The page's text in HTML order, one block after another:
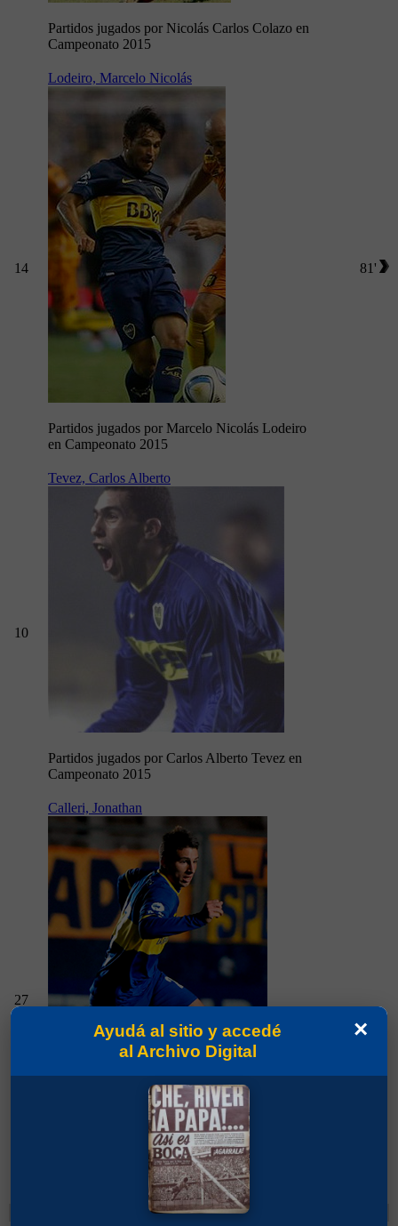
Partidos jugados por Nicolás Carlos Colazo en
Campeonato 2015
14
Lodeiro, Marcelo Nicolás
Partidos jugados por Marcelo Nicolás Lodeiro
en Campeonato 2015
81'
10
Tevez, Carlos Alberto
Partidos jugados por Carlos Alberto Tevez en
Campeonato 2015
27
Calleri, Jonathan
Partidos jugados por Jonathan Calleri en
Campeonato 2015
Cambios
×
Ayudá al sitio y accedé
al Archivo Digital